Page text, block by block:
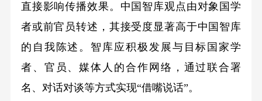
直接影响传播效果。中国智库观点由对象国学
者或前官员转述，其接受度显著高于中国智库
的自我陈述。智库应积极发展与目标国家学
者、官员、媒体人的合作网络，通过联合署
名、对话对谈等方式实现“借嘴说话”。